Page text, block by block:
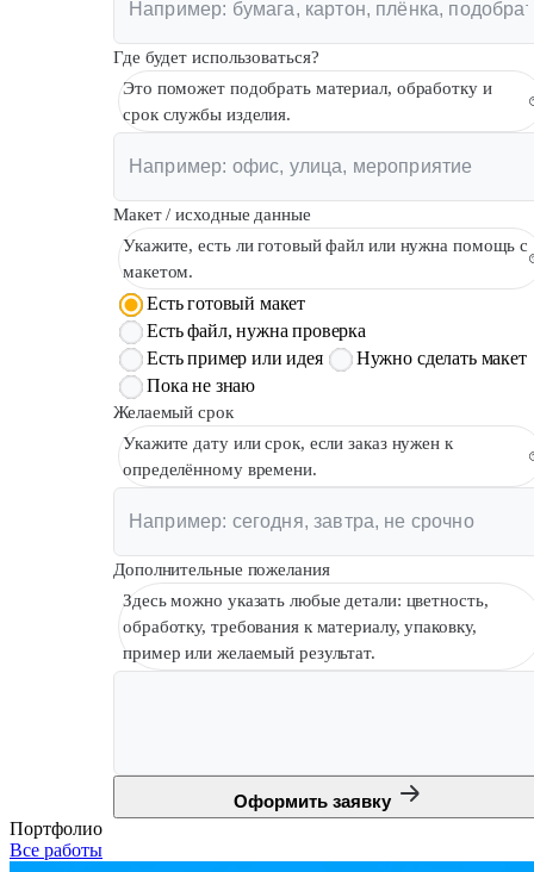
Где будет использоваться?
Это поможет подобрать материал, обработку и
срок службы изделия.
Макет / исходные данные
Укажите, есть ли готовый файл или нужна помощь с
макетом.
Есть готовый макет
Есть файл, нужна проверка
Есть пример или идея
Нужно сделать макет
Пока не знаю
Желаемый срок
Укажите дату или срок, если заказ нужен к
определённому времени.
Дополнительные пожелания
Здесь можно указать любые детали: цветность,
обработку, требования к материалу, упаковку,
пример или желаемый результат.
Оформить заявку
Портфолио
Все работы